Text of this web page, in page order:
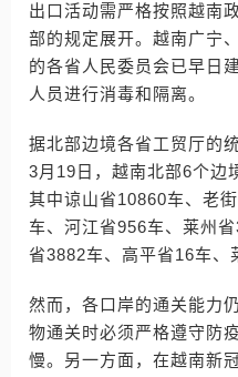
出口活动需严格按照越南
部的规定展开。越南广宁
的各省人民委员会已早日
人员进行消毒和隔离。
据北部边境各省工贸厅的
3月19日，越南北部6个边
其中谅山省10860车、老
车、河江省956车、莱州
省3882车、高平省16车、
然而，各口岸的通关能力
物通关时必须严格遵守防
慢。另一方面，在越南新